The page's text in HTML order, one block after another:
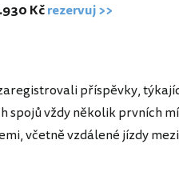
Kčrezervuj >>
příspěvky,
spojů vždy několik prvních
včetně vzdálené jízdy